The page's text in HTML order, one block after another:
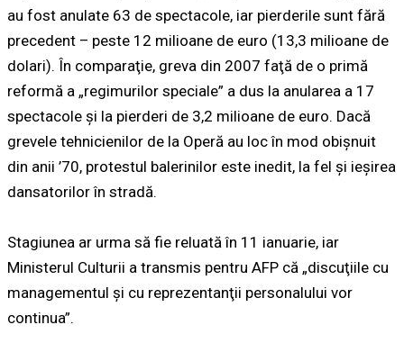
au fost anulate 63 de spectacole, iar pierderile sunt fără
precedent – peste 12 milioane de euro (13,3 milioane de
dolari). În comparaţie, greva din 2007 faţă de o primă
reformă a „regimurilor speciale” a dus la anularea a 17
spectacole şi la pierderi de 3,2 milioane de euro. Dacă
grevele tehnicienilor de la Operă au loc în mod obişnuit
din anii ’70, protestul balerinilor este inedit, la fel şi ieșirea
dansatorilor în stradă.
Stagiunea ar urma să fie reluată în 11 ianuarie, iar
Ministerul Culturii a transmis pentru AFP că „discuţiile cu
managementul şi cu reprezentanţii personalului vor
continua”.